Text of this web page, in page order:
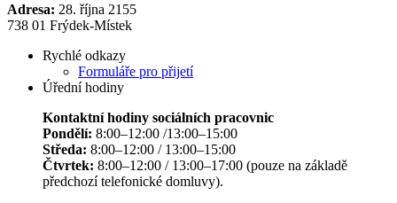
Adresa: 28. října 2155
738 01 Frýdek-Místek
Rychlé odkazy
Formuláře pro přijetí
Úřední hodiny
Kontaktní hodiny sociálních pracovnic
Pondělí: 8:00–12:00 /13:00–15:00
Středa: 8:00–12:00 / 13:00–15:00
Čtvrtek: 8:00–12:00 / 13:00–17:00 (pouze na základě
předchozí telefonické domluvy).